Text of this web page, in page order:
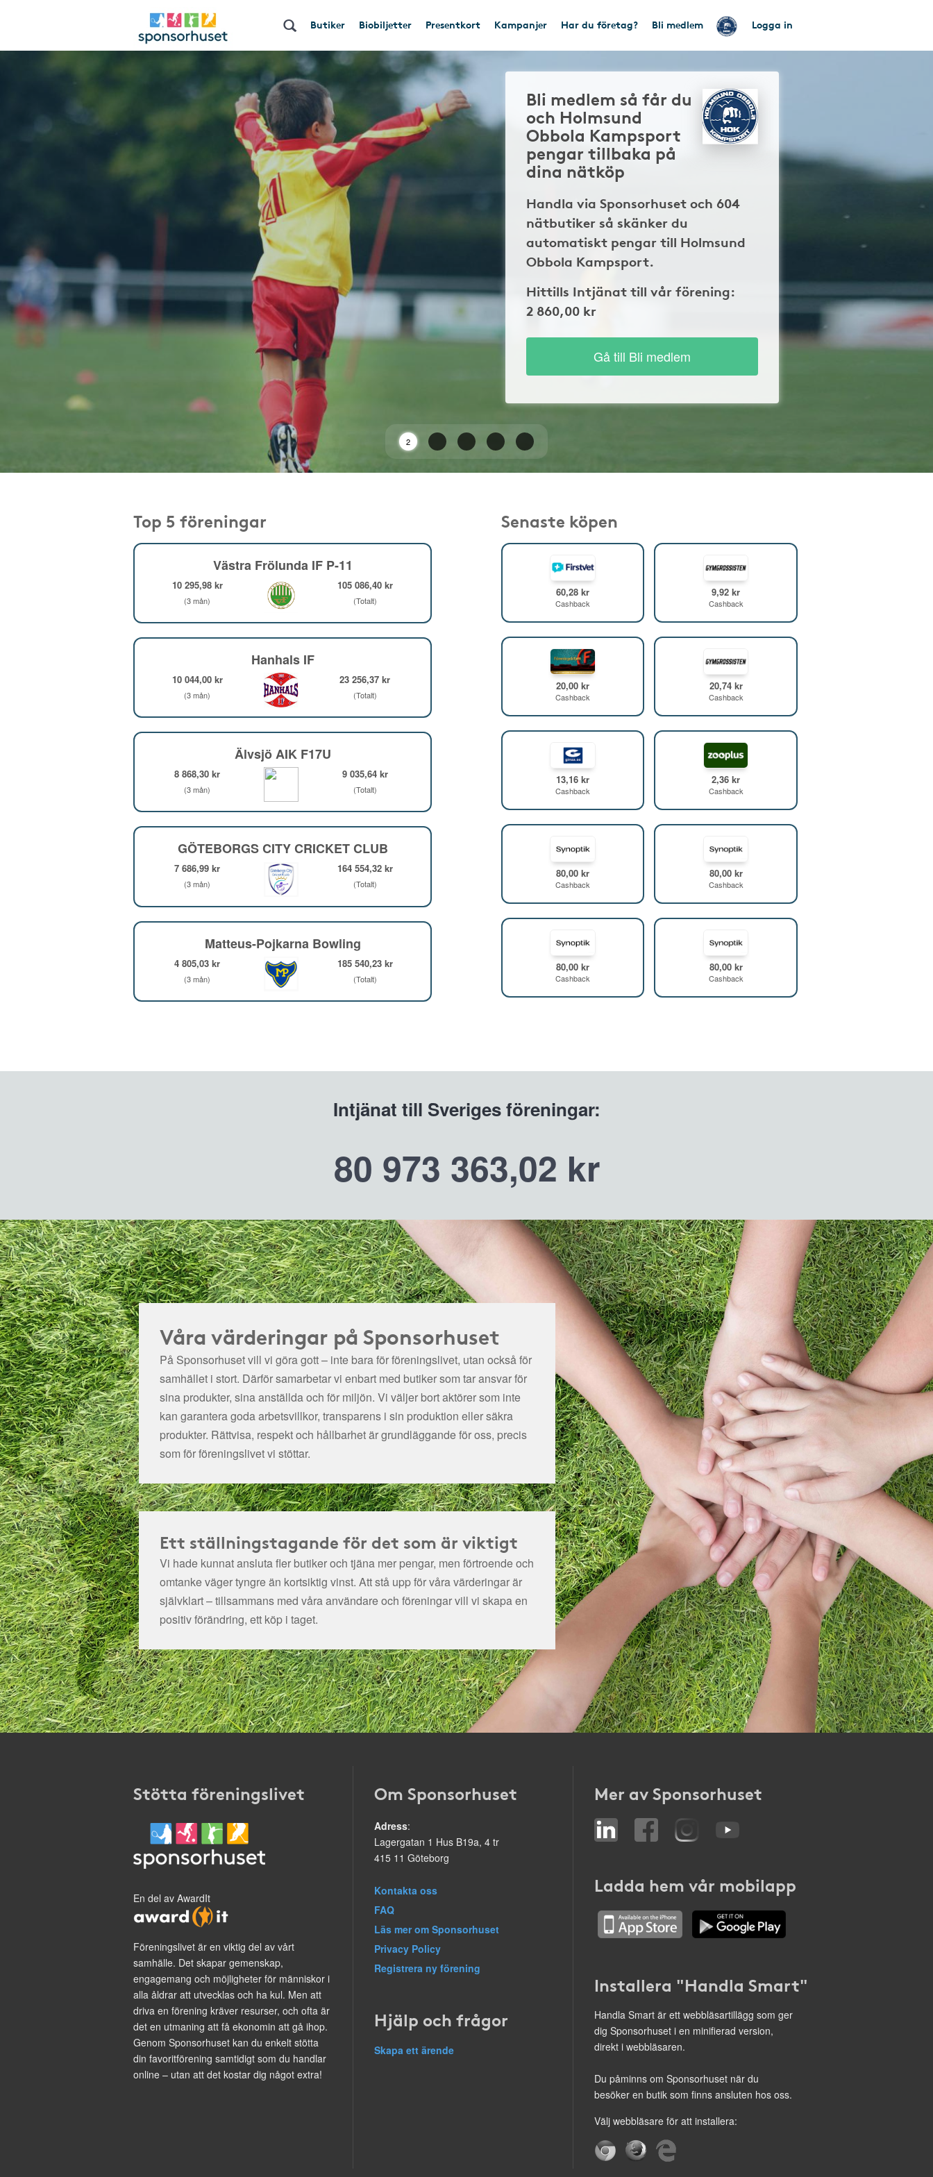
Butiker Biobiljetter Presentkort Kampanjer Har du företag? Bli medlem Logga in
Bli medlem så får du
och Holmsund
Obbola Kampsport
pengar tillbaka på
dina nätköp
Handla via Sponsorhuset och 604
nätbutiker så skänker du
automatiskt pengar till Holmsund
Obbola Kampsport.
Hittills Intjänat till vår förening:
2 860,00 kr
Gå till Bli medlem
1
Top 5 föreningar
Västra Frölunda IF P-11
10 295,98 kr
(3 mån)
105 086,40 kr
(Totalt)
Hanhals IF
10 044,00 kr
(3 mån)
23 256,37 kr
(Totalt)
Älvsjö AIK F17U
8 868,30 kr
(3 mån)
9 035,64 kr
(Totalt)
GÖTEBORGS CITY CRICKET CLUB
7 686,99 kr
(3 mån)
164 554,32 kr
(Totalt)
Matteus-Pojkarna Bowling
4 805,03 kr
(3 mån)
185 540,23 kr
(Totalt)
Senaste köpen
60,28 kr
Cashback
9,92 kr
Cashback
20,00 kr
Cashback
20,74 kr
Cashback
13,16 kr
Cashback
2,36 kr
Cashback
80,00 kr
Cashback
80,00 kr
Cashback
80,00 kr
Cashback
80,00 kr
Cashback
Intjänat till Sveriges föreningar:
80 973 363,02 kr
Våra värderingar på Sponsorhuset
På Sponsorhuset vill vi göra gott – inte bara för föreningslivet, utan också för
samhället i stort. Därför samarbetar vi enbart med butiker som tar ansvar för
sina produkter, sina anställda och för miljön. Vi väljer bort aktörer som inte
kan garantera goda arbetsvillkor, transparens i sin produktion eller säkra
produkter. Rättvisa, respekt och hållbarhet är grundläggande för oss, precis
som för föreningslivet vi stöttar.
Ett ställningstagande för det som är viktigt
Vi hade kunnat ansluta fler butiker och tjäna mer pengar, men förtroende och
omtanke väger tyngre än kortsiktig vinst. Att stå upp för våra värderingar är
självklart – tillsammans med våra användare och föreningar vill vi skapa en
positiv förändring, ett köp i taget.
Stötta föreningslivet
En del av AwardIt
Föreningslivet är en viktig del av vårt
samhälle. Det skapar gemenskap,
engagemang och möjligheter för människor i
alla åldrar att utvecklas och ha kul. Men att
driva en förening kräver resurser, och ofta är
det en utmaning att få ekonomin att gå ihop.
Genom Sponsorhuset kan du enkelt stötta
din favoritförening samtidigt som du handlar
online – utan att det kostar dig något extra!
Om Sponsorhuset
Adress:
Lagergatan 1 Hus B19a, 4 tr
415 11 Göteborg
Kontakta oss
FAQ
Läs mer om Sponsorhuset
Privacy Policy
Registrera ny förening
Hjälp och frågor
Skapa ett ärende
Mer av Sponsorhuset
Ladda hem vår mobilapp
Installera "Handla Smart"
Handla Smart är ett webbläsartillägg som ger
dig Sponsorhuset i en minifierad version,
direkt i webbläsaren.
Du påminns om Sponsorhuset när du
besöker en butik som finns ansluten hos oss.
Välj webbläsare för att installera: